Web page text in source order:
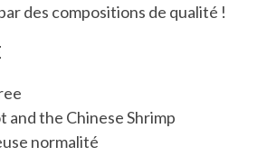
des compositions de qualité !
and the Chinese Shrimp
normalité